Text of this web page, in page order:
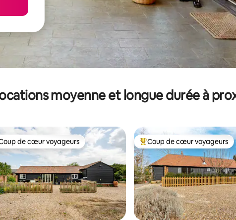
moyenne et longue durée à
de cœur voyageurs les plus appréciés
de cœur voyageurs Coups de cœur voyageurs
Coup de cœur voyageurs